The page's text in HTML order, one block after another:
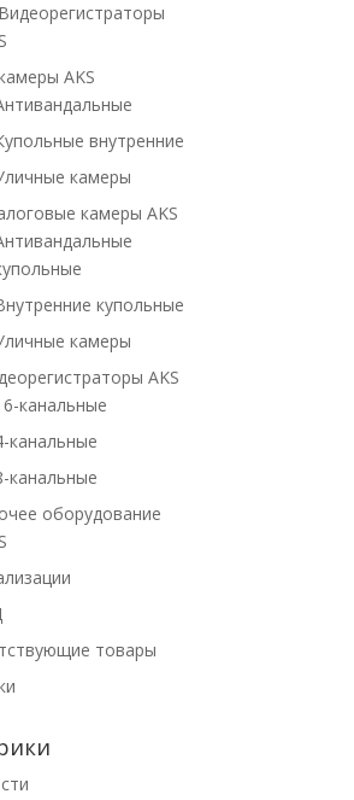
AKS
внутренние
камеры
камеры AKS
купольные
камеры
AKS
канальные
канальные
канальные
оборудование
товары